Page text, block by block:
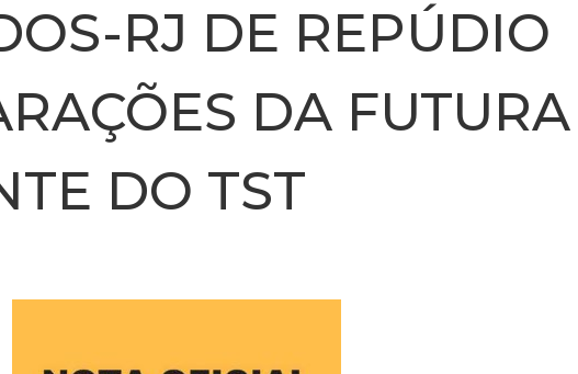
RJ DE REPÚDIO
DA FUTURA
DO TST